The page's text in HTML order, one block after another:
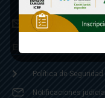
Linea Anticorrupción:
correspondencia:
Enlaces
Política de
Notificaciones